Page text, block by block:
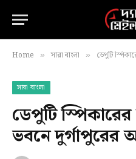
Home » সারা বাংলা » ডেপুটি
সারা বাংলা
ডেপুটি
ভবনে